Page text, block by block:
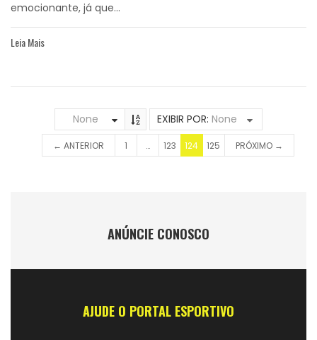
emocionante, já que...
Leia Mais
None EXIBIR POR: None
← ANTERIOR 1 … 123 124 125 PRÓXIMO →
ANÚNCIE CONOSCO
AJUDE O PORTAL ESPORTIVO